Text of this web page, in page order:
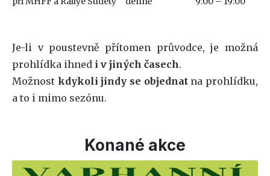
Je-li v poustevně přítomen průvodce, je možná
prohlídka ihned i v jiných časech.
Možnost kdykoli jindy se objednatna prohlídku,
a to i mimo sezónu.
Konané akce